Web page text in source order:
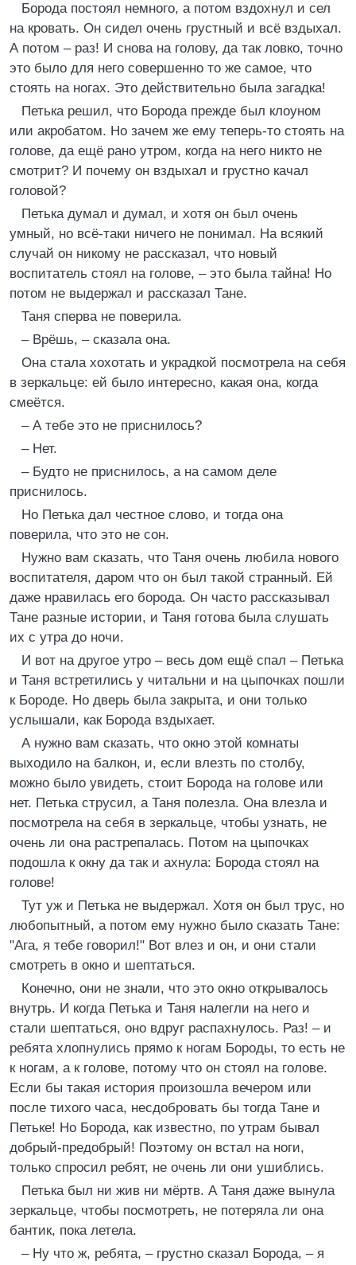
Борода постоял немного, а потом вздохнул и сел
на кровать. Он сидел очень грустный и всё вздыхал.
А потом – раз! И снова на голову, да так ловко, точно
это было для него совершенно то же самое, что
стоять на ногах. Это действительно была загадка!
Петька решил, что Борода прежде был клоуном
или акробатом. Но зачем же ему теперь-то стоять на
голове, да ещё рано утром, когда на него никто не
смотрит? И почему он вздыхал и грустно качал
головой?
Петька думал и думал, и хотя он был очень
умный, но всё-таки ничего не понимал. На всякий
случай он никому не рассказал, что новый
воспитатель стоял на голове, – это была тайна! Но
потом не выдержал и рассказал Тане.
Таня сперва не поверила.
– Врёшь, – сказала она.
Она стала хохотать и украдкой посмотрела на себя
в зеркальце: ей было интересно, какая она, когда
смеётся.
– А тебе это не приснилось?
– Нет.
– Будто не приснилось, а на самом деле
приснилось.
Но Петька дал честное слово, и тогда она
поверила, что это не сон.
Нужно вам сказать, что Таня очень любила нового
воспитателя, даром что он был такой странный. Ей
даже нравилась его борода. Он часто рассказывал
Тане разные истории, и Таня готова была слушать
их с утра до ночи.
И вот на другое утро – весь дом ещё спал – Петька
и Таня встретились у читальни и на цыпочках пошли
к Бороде. Но дверь была закрыта, и они только
услышали, как Борода вздыхает.
А нужно вам сказать, что окно этой комнаты
выходило на балкон, и, если влезть по столбу,
можно было увидеть, стоит Борода на голове или
нет. Петька струсил, а Таня полезла. Она влезла и
посмотрела на себя в зеркальце, чтобы узнать, не
очень ли она растрепалась. Потом на цыпочках
подошла к окну да так и ахнула: Борода стоял на
голове!
Тут уж и Петька не выдержал. Хотя он был трус, но
любопытный, а потом ему нужно было сказать Тане:
"Ага, я тебе говорил!" Вот влез и он, и они стали
смотреть в окно и шептаться.
Конечно, они не знали, что это окно открывалось
внутрь. И когда Петька и Таня налегли на него и
стали шептаться, оно вдруг распахнулось. Раз! – и
ребята хлопнулись прямо к ногам Бороды, то есть не
к ногам, а к голове, потому что он стоял на голове.
Если бы такая история произошла вечером или
после тихого часа, несдобровать бы тогда Тане и
Петьке! Но Борода, как известно, по утрам бывал
добрый-предобрый! Поэтому он встал на ноги,
только спросил ребят, не очень ли они ушиблись.
Петька был ни жив ни мёртв. А Таня даже вынула
зеркальце, чтобы посмотреть, не потеряла ли она
бантик, пока летела.
– Ну что ж, ребята, – грустно сказал Борода, – я